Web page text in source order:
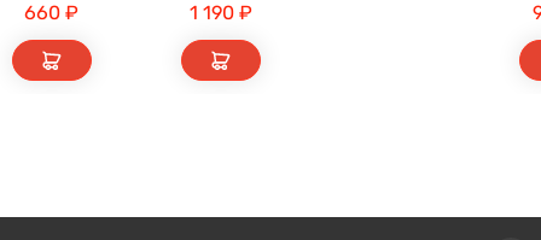
660 ₽
1 190₽